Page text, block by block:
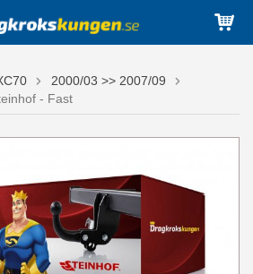
2000/03 >> 2007/09
- Fast